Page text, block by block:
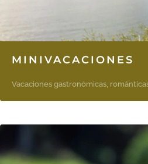
MINIVACACIONES
Vacaciones gastronómicas,